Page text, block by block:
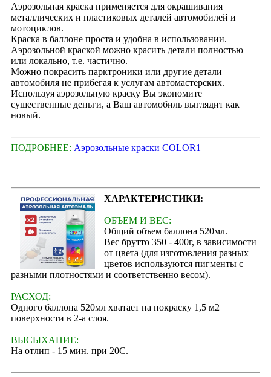
Аэрозольная краска применяется для окрашивания
металлических и пластиковых деталей автомобилей и
мотоциклов.
Краска в баллоне проста и удобна в использовании.
Аэрозольной краской можно красить детали полностью
или локально, т.е. частично.
Можно покрасить парктроники или другие детали
автомобиля не прибегая к услугам автомастерских.
Используя аэрозольную краску Вы экономите
существенные деньги, а Ваш автомобиль выглядит как
новый.
ПОДРОБНЕЕ: Аэрозольные краски COLOR1
ХАРАКТЕРИСТИКИ:
ОБЪЕМ И ВЕС:
Общий объем баллона 520мл.
Вес брутто 350 - 400г, в зависимости
от цвета (для изготовления разных
цветов используются пигменты с
разными плотностями и соответственно весом).
РАСХОД:
Одного баллона 520мл хватает на покраску 1,5 м2
поверхности в 2-а слоя.
ВЫСЫХАНИЕ:
На отлип - 15 мин. при 20С.